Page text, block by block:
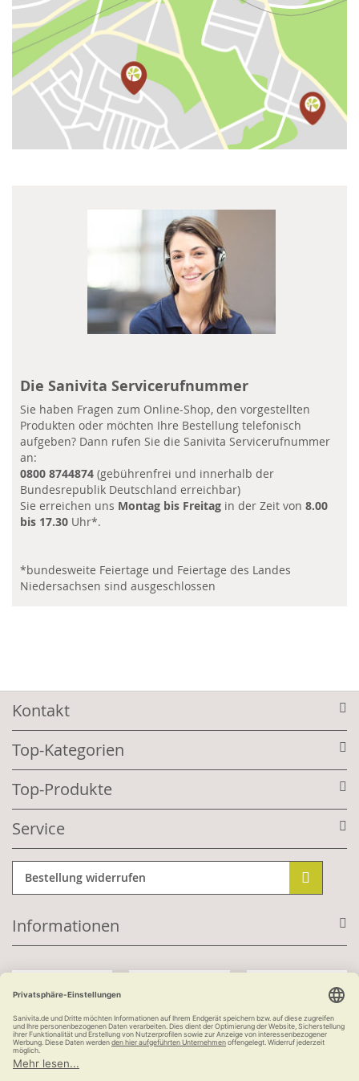
Die Sanivita Servicerufnummer
Sie haben Fragen zum Online-Shop, den vorgestellten
Produkten oder möchten Ihre Bestellung telefonisch
aufgeben? Dann rufen Sie die Sanivita Servicerufnummer
an:
0800 8744874 (gebührenfrei und innerhalb der
Bundesrepublik Deutschland erreichbar)
Sie erreichen uns Montag bis Freitag in der Zeit von 8.00
bis 17.30 Uhr*.
*bundesweite Feiertage und Feiertage des Landes
Niedersachsen sind ausgeschlossen
Kontakt
Top-Kategorien
Top-Produkte
Service
Bestellung widerrufen
Informationen
Kauf auf Rechnung